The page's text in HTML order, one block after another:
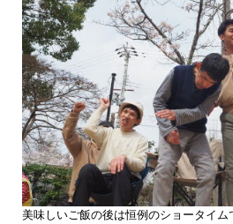
美味しいご飯の後は恒例のショータイ